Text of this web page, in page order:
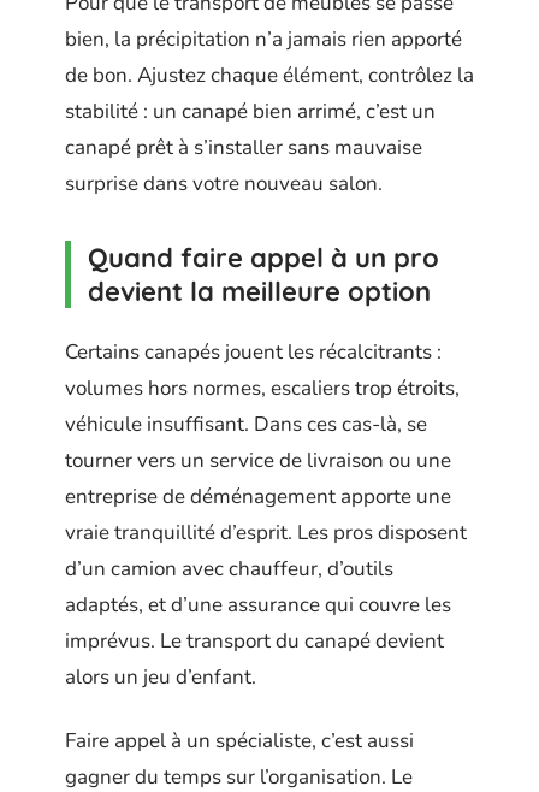
bien, la précipitation n’a jamais rien apporté
de bon. Ajustez chaque élément, contrôlez la
stabilité : un canapé bien arrimé, c’est un
canapé prêt à s’installer sans mauvaise
surprise dans votre nouveau salon.
Quand faire appel à un pro
devient la meilleure option
Certains canapés jouent les récalcitrants :
volumes hors normes, escaliers trop étroits,
véhicule insuffisant. Dans ces cas-là, se
tourner vers un service de livraison ou une
entreprise de déménagement apporte une
vraie tranquillité d’esprit. Les pros disposent
d’un camion avec chauffeur, d’outils
adaptés, et d’une assurance qui couvre les
imprévus. Le transport du canapé devient
alors un jeu d’enfant.
Faire appel à un spécialiste, c’est aussi
gagner du temps sur l’organisation. Le